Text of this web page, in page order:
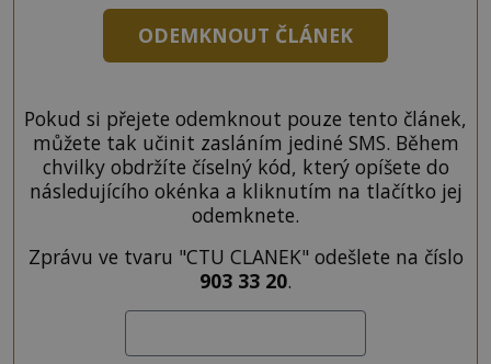
ODEMKNOUT ČLÁNEK
Pokud si přejete odemknout pouze tento článek,
můžete tak učinit zasláním jediné SMS. Během
chvilky obdržíte číselný kód, který opíšete do
následujícího okénka a kliknutím na tlačítko jej
odemknete.
Zprávu ve tvaru "CTU CLANEK" odešlete na číslo
903 33 20.